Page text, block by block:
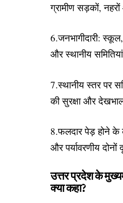
ग्रामीण सड़कों,
6.जनभागीदारी:
और स्थानीय समितियां
7.स्थानीय स्तर पर
की सुरक्षा और
8.फलदार पेड़ होने के
और पर्यावरणीय
उत्तर प्रदेश के
क्या कहा?